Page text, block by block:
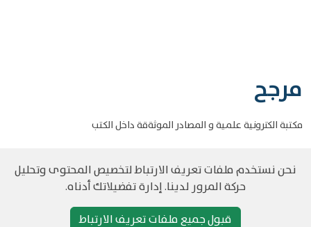
مرجح
مكتبة الكترونية علمية و المصادر الموثةقة داخل الكتب
حقوق الطبع والنشر مرجح جميع الحقوق محفوظةسياسة و الخصوصية
نحن نستخدم ملفات تعريف الارتباط لتخصيص المحتوى وتحليل
حركة المرور لدينا. إدارة تفضيلاتك أدناه.
قبول جميع ملفات تعريف الارتباط